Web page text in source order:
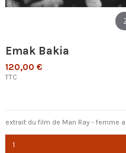
Emak Bakia
120,00 €
TTC
extrait du film de Man Ray - femme